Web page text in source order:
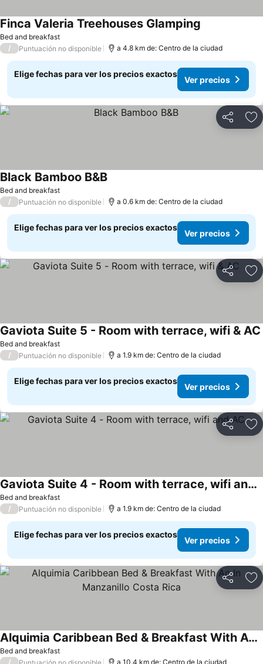
Bed and breakfast
Finca Valeria Treehouses Glamping
/ Puntuación no disponible a 4.8 km de: Centro de la ciudad
Elige fechas para ver los precios exactos
Ver precios
Compartir
Bed and breakfast
Black Bamboo B&B
/ Puntuación no disponible a 0.6 km de: Centro de la ciudad
Elige fechas para ver los precios exactos
Ver precios
Compartir
Bed and breakfast
Gaviota Suite 5 - Room with terrace, wifi & AC
/ Puntuación no disponible a 1.9 km de: Centro de la ciudad
Elige fechas para ver los precios exactos
Ver precios
Compartir
Bed and breakfast
Gaviota Suite 4 - Room with terrace, wifi and AC
/ Puntuación no disponible a 1.9 km de: Centro de la ciudad
Elige fechas para ver los precios exactos
Ver precios
Compartir
Bed and breakfast
Alquimia Caribbean Bed & Breakfast With Ac In Manzanillo Costa Rica
/ Puntuación no disponible a 10.4 km de: Centro de la ciudad